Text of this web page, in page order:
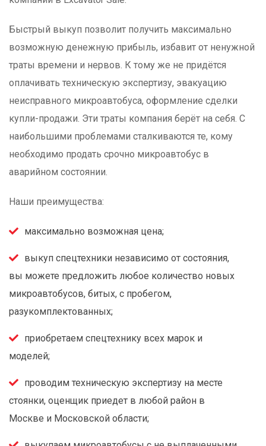
Быстрый выкуп позволит получить максимально
возможную денежную прибыль, избавит от ненужной
траты времени и нервов. К тому же не придётся
оплачивать техническую экспертизу, эвакуацию
неисправного микроавтобуса, оформление сделки
купли-продажи. Эти траты компания берёт на себя. С
наибольшими проблемами сталкиваются те, кому
необходимо продать срочно микроавтобус в
аварийном состоянии.
Наши преимущества:
максимально возможная цена;
выкуп спецтехники независимо от состояния,
вы можете предложить любое количество новых
микроавтобусов, битых, с пробегом,
разукомплектованных;
приобретаем спецтехнику всех марок и
моделей;
проводим техническую экспертизу на месте
стоянки, оценщик приедет в любой район в
Москве и Московской области;